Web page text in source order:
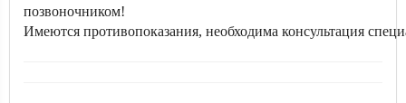
позвоночником!
Имеются противопоказания, необходима консультация